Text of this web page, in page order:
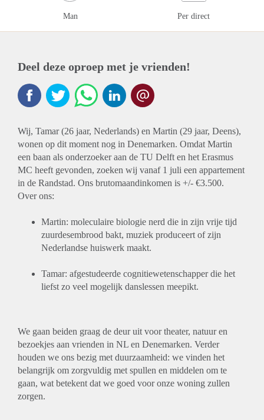
Man Per direct
Deel deze oproep met je vrienden!
Wij, Tamar (26 jaar, Nederlands) en Martin (29 jaar, Deens),
wonen op dit moment nog in Denemarken. Omdat Martin
een baan als onderzoeker aan de TU Delft en het Erasmus
MC heeft gevonden, zoeken wij vanaf 1 juli een appartement
in de Randstad. Ons brutomaandinkomen is +/- €3.500.
Over ons:
Martin: moleculaire biologie nerd die in zijn vrije tijd
zuurdesembrood bakt, muziek produceert of zijn
Nederlandse huiswerk maakt.
Tamar: afgestudeerde cognitiewetenschapper die het
liefst zo veel mogelijk danslessen meepikt.
We gaan beiden graag de deur uit voor theater, natuur en
bezoekjes aan vrienden in NL en Denemarken. Verder
houden we ons bezig met duurzaamheid: we vinden het
belangrijk om zorgvuldig met spullen en middelen om te
gaan, wat betekent dat we goed voor onze woning zullen
zorgen.